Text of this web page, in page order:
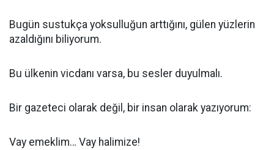
Bugün sustukça yoksulluğun arttığını, gülen yüzlerin
azaldığını biliyorum.
Bu ülkenin vicdanı varsa, bu sesler duyulmalı.
Bir gazeteci olarak değil, bir insan olarak yazıyorum:
Vay emeklim… Vay halimize!